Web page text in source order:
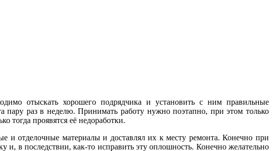
отыскать хорошего подрядчика и установить с ним правильные
пару раз в неделю. Принимать работу нужно поэтапно, при этом только
тогда проявятся её недоработки.
и отделочные материалы и доставлял их к месту ремонта. Конечно при
и, в последствии, как-то исправить эту оплошность. Конечно желательно